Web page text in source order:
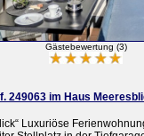
Gästebewertung (3)
im Haus Meeresblick
Ferienwohnung